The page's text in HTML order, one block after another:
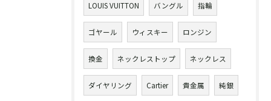
LOUIS VUITTON バングル 指輪
ゴヤール ウィスキー ロンジン
換金 ネックレストップ ネックレス
ダイヤリング Cartier 貴金属 純銀